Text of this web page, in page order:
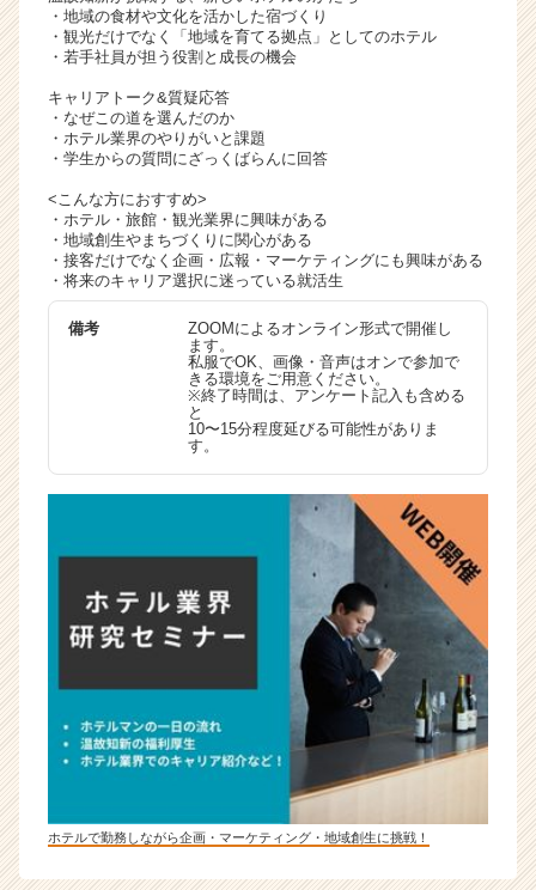
・地域の食材や文化を活かした宿づくり
・観光だけでなく「地域を育てる拠点」としてのホテル
・若手社員が担う役割と成長の機会
キャリアトーク&質疑応答
・なぜこの道を選んだのか
・ホテル業界のやりがいと課題
・学生からの質問にざっくばらんに回答
<こんな方におすすめ>
・ホテル・旅館・観光業界に興味がある
・地域創生やまちづくりに関心がある
・接客だけでなく企画・広報・マーケティングにも興味がある
・将来のキャリア選択に迷っている就活生
備考
ZOOMによるオンライン形式で開催し
ます。
私服でOK、画像・音声はオンで参加で
きる環境をご用意ください。
※終了時間は、アンケート記入も含める
と
10〜15分程度延びる可能性がありま
す。
ホテルで勤務しながら企画・マーケティング・地域創生に挑戦！